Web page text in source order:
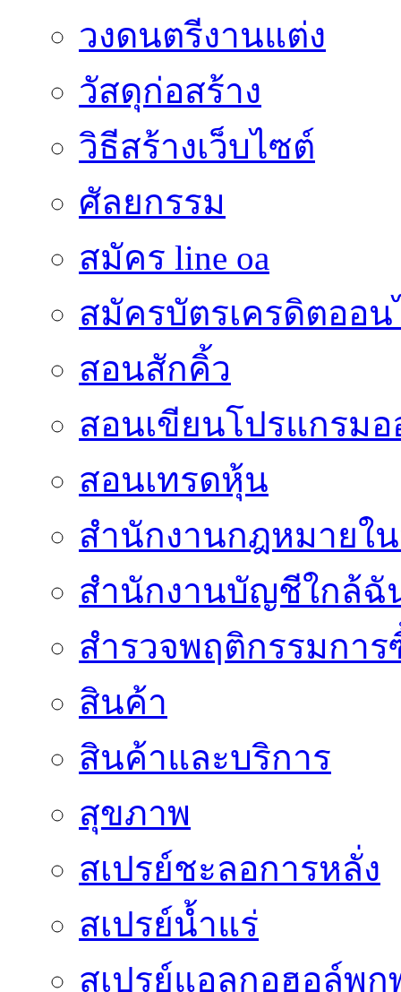
วงดนตรีงานแต่ง
วัสดุก่อสร้าง
วิธีสร้างเว็บไซต์
ศัลยกรรม
สมัคร line oa
สมัครบัตรเครดิตออ
สอนสักคิ้ว
สอนเขียนโปรแกรม
สอนเทรดหุ้น
สำนักงานกฎหมายใ
สำนักงานบัญชีใกล้ฉั
สำรวจพฤติกรรมการ
สินค้า
สินค้าและบริการ
สุขภาพ
สเปรย์ชะลอการหลั่ง
สเปรย์น้ำแร่
สเปรย์แอลกอฮอล์พก